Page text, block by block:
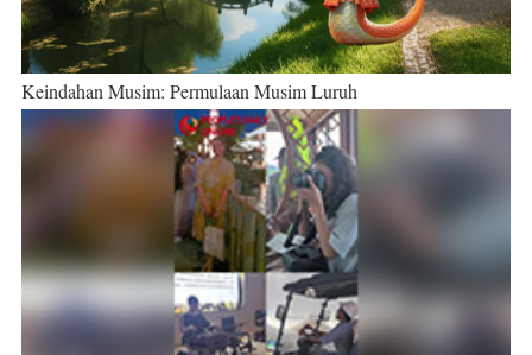
Keindahan Musim: Permulaan Musim Luruh